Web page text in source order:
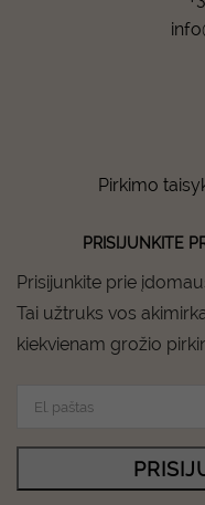
Pirkimo
PRISIJUNKITE
Prisijunkite prie
Tai užtruks vos
kiekvienam grožio